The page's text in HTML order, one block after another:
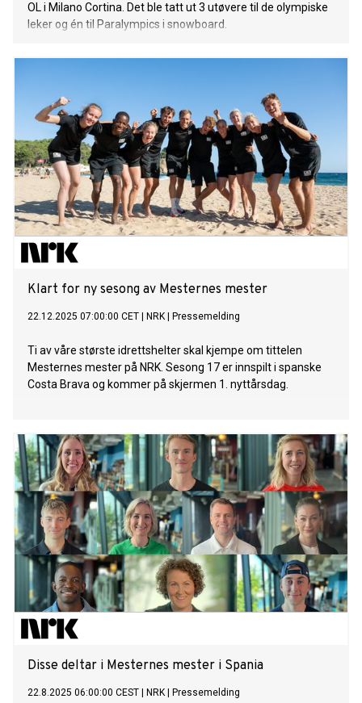
OL i Milano Cortina. Det ble tatt ut 3 utøvere til de olympiske
leker og én til Paralympics i snowboard.
Klart for ny sesong av Mesternes mester
22.12.2025 07:00:00 CET NRK Pressemelding
Ti av våre største idrettshelter skal kjempe om tittelen
Mesternes mester på NRK. Sesong 17 er innspilt i spanske
Costa Brava og kommer på skjermen 1. nyttårsdag.
Disse deltar i Mesternes mester i Spania
22.8.2025 06:00:00 CEST NRK Pressemelding